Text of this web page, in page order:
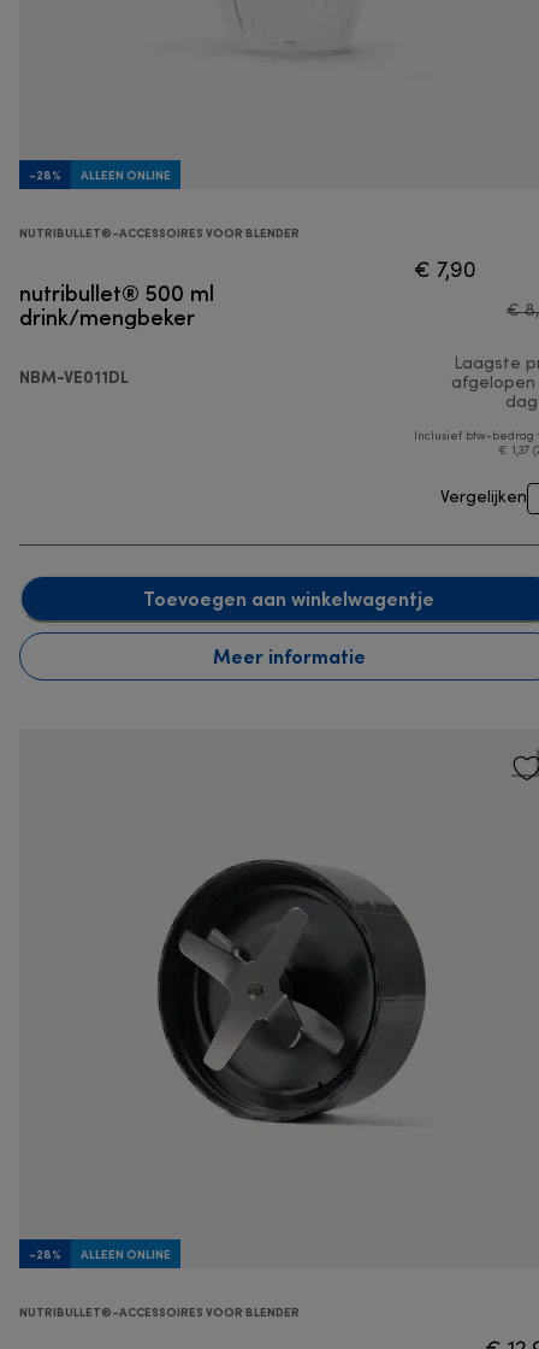
-28% ALLEEN ONLINE
NUTRIBULLET®-ACCESSOIRES VOOR BLENDER
nutribullet® 500 ml
drink/mengbeker
NBM-VE011DL
€ 7,90
€
Laagste
afgelopen
Inclusief btw-bedrag
€ 1,37
Vergelijken
Toevoegen aan winkelwagentje
Meer informatie
-28% ALLEEN ONLINE
NUTRIBULLET®-ACCESSOIRES VOOR BLENDER